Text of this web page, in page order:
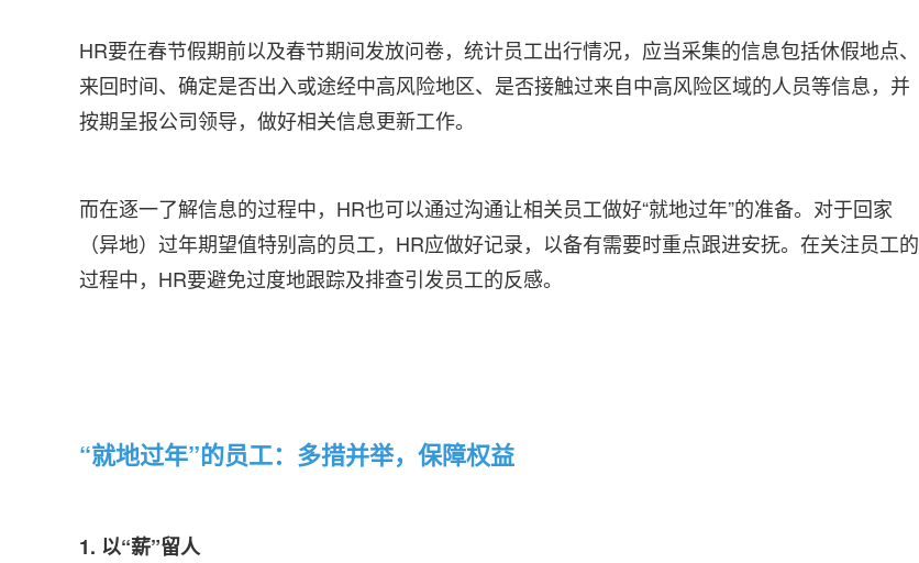
HR要在春节假期前以及春节期间发放问卷，统计员工出行情况，应当采集的信息包括休假地点、
来回时间、确定是否出入或途经中高风险地区、是否接触过来自中高风险区域的人员等信息，并
按期呈报公司领导，做好相关信息更新工作。
而在逐一了解信息的过程中，HR也可以通过沟通让相关员工做好“就地过年”的准备。对于回家
（异地）过年期望值特别高的员工，HR应做好记录，以备有需要时重点跟进安抚。在关注员工的
过程中，HR要避免过度地跟踪及排查引发员工的反感。
“就地过年”的员工：多措并举，保障权益
1. 以“薪”留人